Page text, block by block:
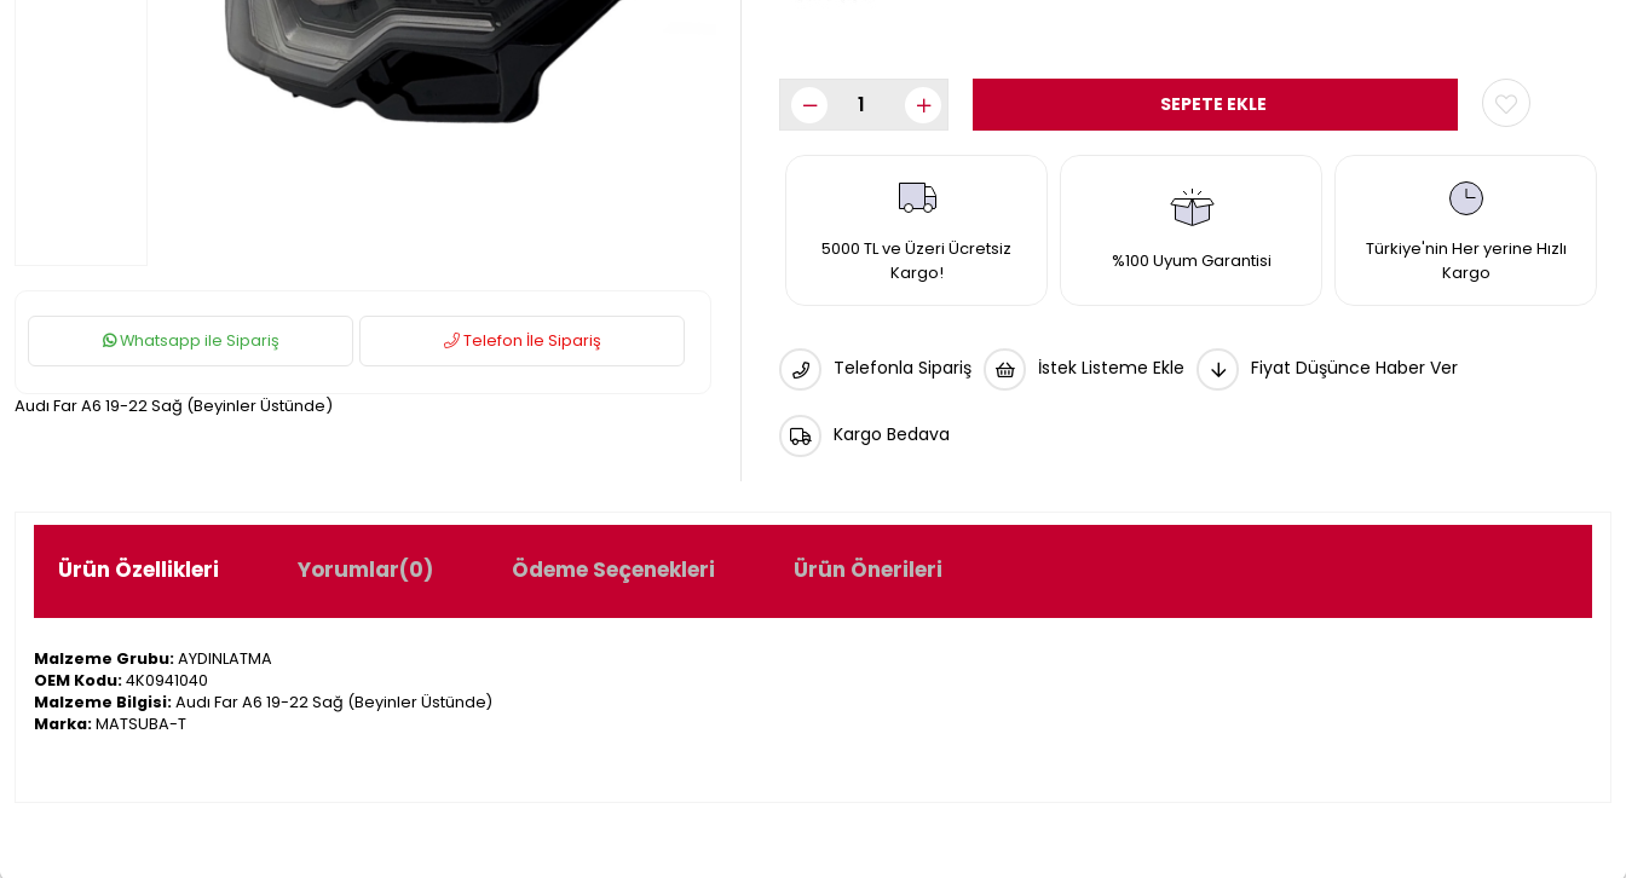
Whatsapp ile Sipariş Telefon İle Sipariş
Audı Far A6 19-22 Sağ (Beyinler Üstünde)
5000 TL ve Üzeri Ücretsiz
Kargo!
%100 Uyum Garantisi
Türkiye'nin Her yerine Hızlı
Kargo
Telefonla Sipariş İstek Listeme Ekle Fiyat Düşünce Haber Ver
Kargo Bedava
Ürün Özellikleri Yorumlar(0) Ödeme Seçenekleri Ürün Önerileri
Malzeme Grubu:AYDINLATMA
OEM Kodu:4K0941040
Malzeme Bilgisi:Audı Far A6 19-22 Sağ (Beyinler Üstünde)
Marka:MATSUBA-T